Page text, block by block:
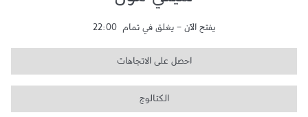
يفتح الآن - يغلق في تمام 22:00
احصل على الاتجاهات
الكتالوج